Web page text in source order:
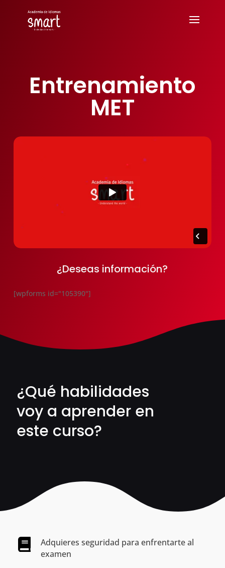
Entrenamiento
MET
¿Deseas información?
[wpforms id="105390"]
¿Qué habilidades
voy a aprender en
este curso?
Adquieres seguridad para enfrentarte al
examen